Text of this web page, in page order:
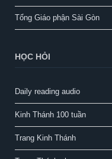
Tổng Giáo phận Sài Gòn
HỌC HỎI
Daily reading audio
Kinh Thánh 100 tuần
Trang Kinh Thánh